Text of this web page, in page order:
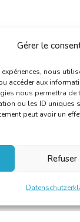
Gérer le
nous
accéder aux
nous permettra
ou les ID uniques
peut avoir un
Refuser